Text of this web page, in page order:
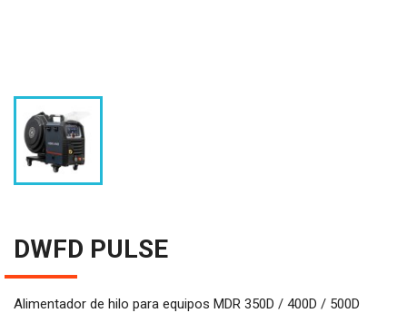
DWFD PULSE
Alimentador de hilo para equipos MDR 350D / 400D / 500D